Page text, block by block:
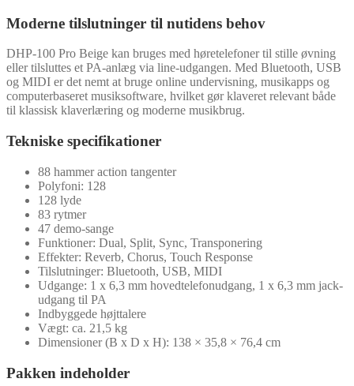
Moderne tilslutninger til nutidens behov
DHP-100 Pro Beige kan bruges med høretelefoner til stille øvning
eller tilsluttes et PA-anlæg via line-udgangen. Med Bluetooth, USB
og MIDI er det nemt at bruge online undervisning, musikapps og
computerbaseret musiksoftware, hvilket gør klaveret relevant både
til klassisk klaverlæring og moderne musikbrug.
Tekniske specifikationer
88 hammer action tangenter
Polyfoni: 128
128 lyde
83 rytmer
47 demo-sange
Funktioner: Dual, Split, Sync, Transponering
Effekter: Reverb, Chorus, Touch Response
Tilslutninger: Bluetooth, USB, MIDI
Udgange: 1 x 6,3 mm hovedtelefonudgang, 1 x 6,3 mm jack-
udgang til PA
Indbyggede højttalere
Vægt: ca. 21,5 kg
Dimensioner (B x D x H): 138 × 35,8 × 76,4 cm
Pakken indeholder